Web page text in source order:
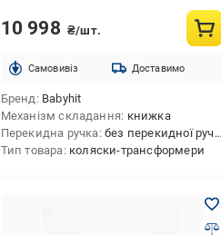
10 998 ₴/шт.
Cамовивіз Доставимо
Бренд Babyhit
Механізм складання книжка
Перекидна ручка без перекидної ручки
Тип товара коляски-трансформери